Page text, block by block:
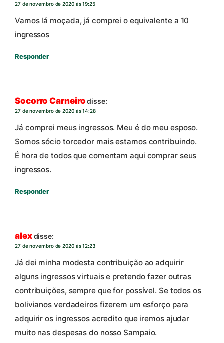
27 de novembro de 2020 às 19:25
Vamos lá moçada, já comprei o equivalente a 10
ingressos
Responder
Socorro Carneirodisse:
27 de novembro de 2020 às 14:28
Já comprei meus ingressos. Meu é do meu esposo.
Somos sócio torcedor mais estamos contribuindo.
É hora de todos que comentam aqui comprar seus
ingressos.
Responder
alexdisse:
27 de novembro de 2020 às 12:23
Já dei minha modesta contribuição ao adquirir
alguns ingressos virtuais e pretendo fazer outras
contribuições, sempre que for possível. Se todos os
bolivianos verdadeiros fizerem um esforço para
adquirir os ingressos acredito que iremos ajudar
muito nas despesas do nosso Sampaio.